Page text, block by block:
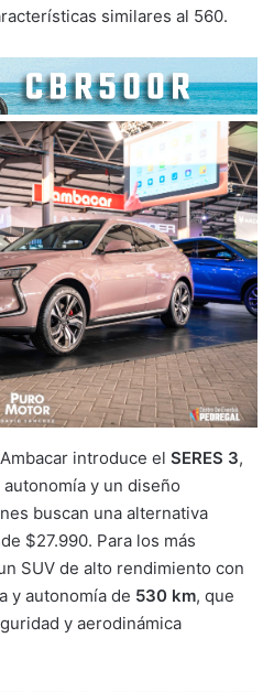
similares al 560.
introduce el SERES 3,
y un diseño
buscan una alternativa
$27.990. Para los más
SUV de alto rendimiento con
y autonomía de 530 km, que
y aerodinámica